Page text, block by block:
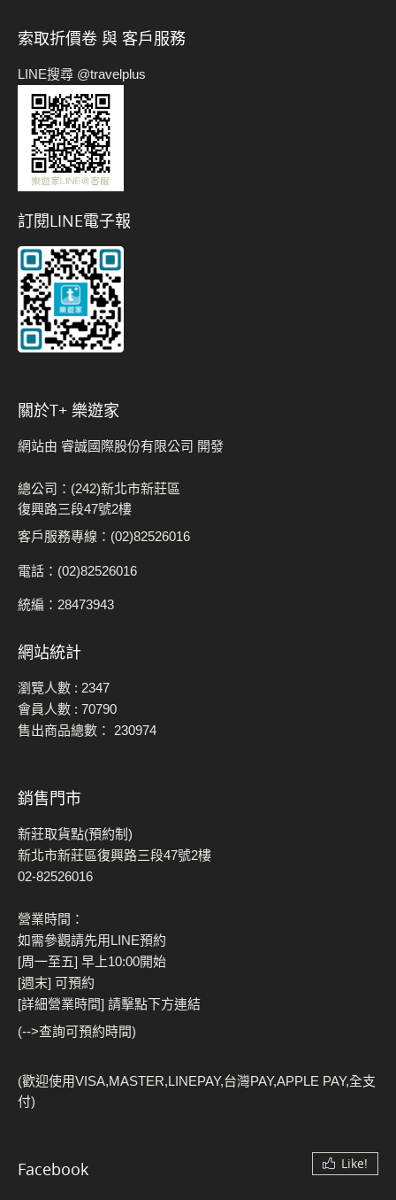
索取折價卷 與 客戶服務
LINE搜尋 @travelplus
訂閱LINE電子報
關於t+ 樂遊家
網站由 睿誠國際股份有限公司 開發
總公司：(242)新北市新莊區
復興路三段47號2樓
客戶服務專線：(02)82526016
電話：(02)82526016
統編：28473943
網站統計
瀏覽人數 : 2347
會員人數 : 70790
售出商品總數： 230974
銷售門市
新莊取貨點(預約制)
新北市新莊區復興路三段47號2樓
02-82526016
營業時間：
如需參觀請先用LINE預約
[周一至五] 早上10:00開始
[週末] 可預約
[詳細營業時間] 請擊點下方連結
(-->查詢可預約時間)
(歡迎使用VISA,MASTER,LINEPAY,台灣PAY,APPLE PAY,全支
付)
Facebook Like!